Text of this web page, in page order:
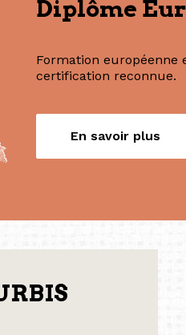
Formation européenne